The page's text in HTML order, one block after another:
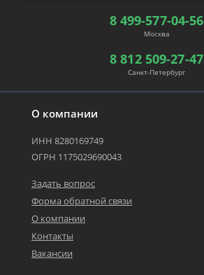
О компании
ИНН 8280169749
ОГРН 1175029690043
Задать вопрос
Форма обратной связи
О компании
Контакты
Вакансии
8 499-577-04-56
Москва
8 812 509-27-47
Санкт-Петербург